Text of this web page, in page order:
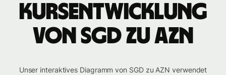
Kursentwicklung
von SGD zu AZN
Unser interaktives Diagramm von SGD zu AZN verwendet